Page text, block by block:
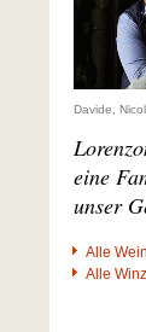
Davide,
eine
unser
Alle
Alle